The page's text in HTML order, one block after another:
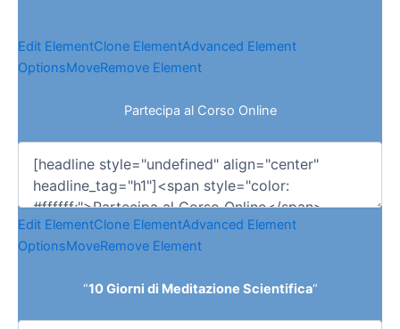
Edit ElementClone ElementAdvanced Element
OptionsMoveRemove Element
Partecipa al Corso Online
Edit ElementClone ElementAdvanced Element
OptionsMoveRemove Element
“10 Giorni di Meditazione Scientifica“